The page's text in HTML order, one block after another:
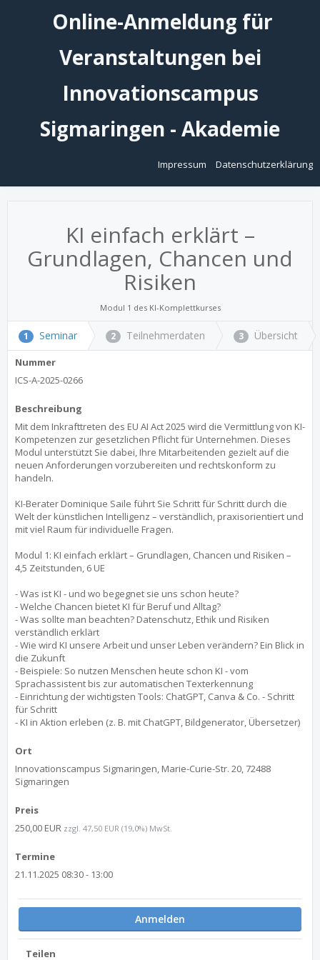
Online-Anmeldung für
Veranstaltungen bei
Innovationscampus
Sigmaringen - Akademie
Impressum Datenschutzerklärung
KI einfach erklärt –
Grundlagen, Chancen und
Risiken
Modul 1 des KI-Komplettkurses
1 Seminar 2 Teilnehmerdaten 3 Übersicht
Nummer
ICS-A-2025-0266
Beschreibung
Mit dem Inkrafttreten des EU AI Act 2025 wird die Vermittlung von KI-
Kompetenzen zur gesetzlichen Pflicht für Unternehmen. Dieses
Modul unterstützt Sie dabei, Ihre Mitarbeitenden gezielt auf die
neuen Anforderungen vorzubereiten und rechtskonform zu
handeln.
KI-Berater Dominique Saile führt Sie Schritt für Schritt durch die
Welt der künstlichen Intelligenz – verständlich, praxisorientiert und
mit viel Raum für individuelle Fragen.
Modul 1: KI einfach erklärt – Grundlagen, Chancen und Risiken –
4,5 Zeitstunden, 6 UE
- Was ist KI - und wo begegnet sie uns schon heute?
- Welche Chancen bietet KI für Beruf und Alltag?
- Was sollte man beachten? Datenschutz, Ethik und Risiken
verständlich erklärt
- Wie wird KI unsere Arbeit und unser Leben verändern? Ein Blick in
die Zukunft
- Beispiele: So nutzen Menschen heute schon KI - vom
Sprachassistent bis zur automatischen Texterkennung
- Einrichtung der wichtigsten Tools: ChatGPT, Canva & Co. - Schritt
für Schritt
- KI in Aktion erleben (z. B. mit ChatGPT, Bildgenerator, Übersetzer)
Ort
Innovationscampus Sigmaringen, Marie-Curie-Str. 20, 72488
Sigmaringen
Preis
250,00 EUR zzgl. 47,50 EUR (19,0%) MwSt.
Termine
21.11.2025 08:30 - 13:00
Anmelden
Teilen